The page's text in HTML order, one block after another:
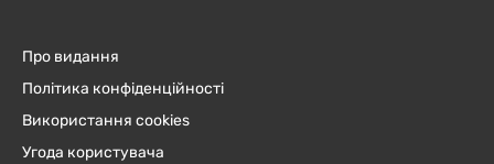
Про видання
Політика конфіденційності
Використання cookies
Угода користувача